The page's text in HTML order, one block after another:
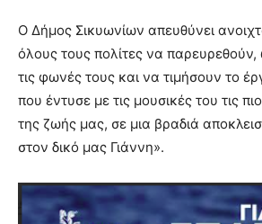
Ο Δήμος Σικυωνίων απευθύνει
όλους τους πολίτες να
τις φωνές τους και να τιμήσουν το
που έντυσε με τις μουσικές του τις
της ζωής μας, σε μια βραδιά
στον δικό μας Γιάννη».